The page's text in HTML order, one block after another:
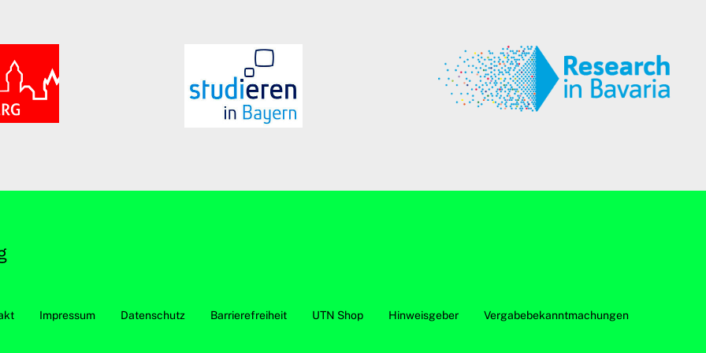
Impressum Datenschutz Barrierefreiheit UTN Shop Hinweisgeber Vergabebekanntmachungen